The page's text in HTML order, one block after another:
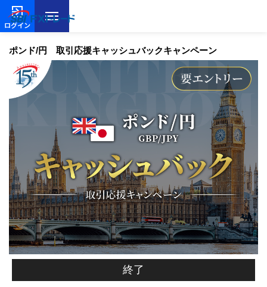
ログイン
ポンド/円 取引応援キャッシュバックキャンペーン
終了